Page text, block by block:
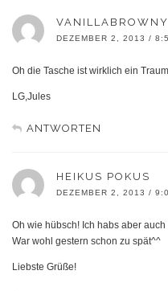
VANILLABROWNY
DEZEMBER 2, 2013 /
Oh die Tasche ist wirklich ein
LG,Jules
ANTWORTEN
HEIKUS POKUS
DEZEMBER 2, 2013 /
Oh wie hübsch! Ich habs aber
War wohl gestern schon zu spät^^
Liebste Grüße!